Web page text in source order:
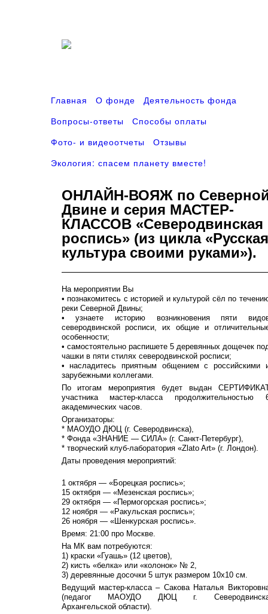
Главная О фонде
Деятельность фонда
Вопросы-ответы
Способы оплаты
Фото- и видеоотчеты
Отзывы
Экология: спасем планету вместе!
ОНЛАЙН-ВОЯЖ по
Двине и серия МАСТЕР-
КЛАССОВ «Северодвинская
роспись» (из цикла «Русская
культура своими руками»).
На мероприятии Вы
• познакомитесь с историей и культурой сёл по
реки Северной Двины;
• узнаете историю возникновения пяти
северодвинской росписи, их общие и
особенности;
• самостоятельно распишете 5 деревянных дощечек
чашки в пяти стилях северодвинской росписи;
• насладитесь приятным общением с российскими
зарубежными коллегами.
По итогам мероприятия будет выдан
участника мастер-класса продолжительностью
академических часов.
Организаторы:
* МАОУДО ДЮЦ (г. Северодвинска),
* Фонда «ЗНАНИЕ — СИЛА» (г. Санкт-Петербург),
* творческий клуб-лаборатория «Zlato Art» (г. Лондон).
Даты проведения мероприятий:
1 октября — «Борецкая роспись»;
15 октября — «Мезенская роспись»;
29 октября — «Пермогорская роспись»;
12 ноября — «Ракульская роспись»;
26 ноября — «Шенкурская роспись».
Время: 21:00 про Москве.
На МК вам потребуются:
1) краски «Гуашь» (12 цветов),
2) кисть «белка» или «колонок» № 2,
3) деревянные досочки 5 штук размером 10х10 см.
Ведущий мастер-класса – Сакова Наталья
(педагог МАОУДО ДЮЦ г.
Архангельской области).